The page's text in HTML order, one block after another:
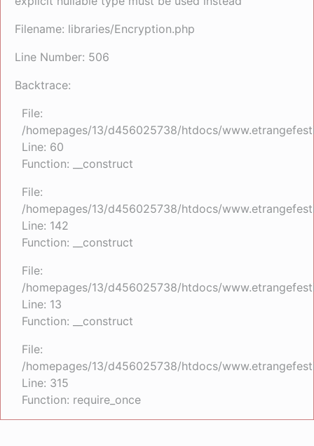
Filename: libraries/Encryption.php
Line Number: 506
Backtrace:
File:
/homepages/13/d456025738/htdocs/
Line: 60
Function: __construct
File:
/homepages/13/d456025738/htdocs/
Line: 142
Function: __construct
File:
/homepages/13/d456025738/htdocs/
Line: 13
Function: __construct
File:
/homepages/13/d456025738/htdocs/
Line: 315
Function: require_once